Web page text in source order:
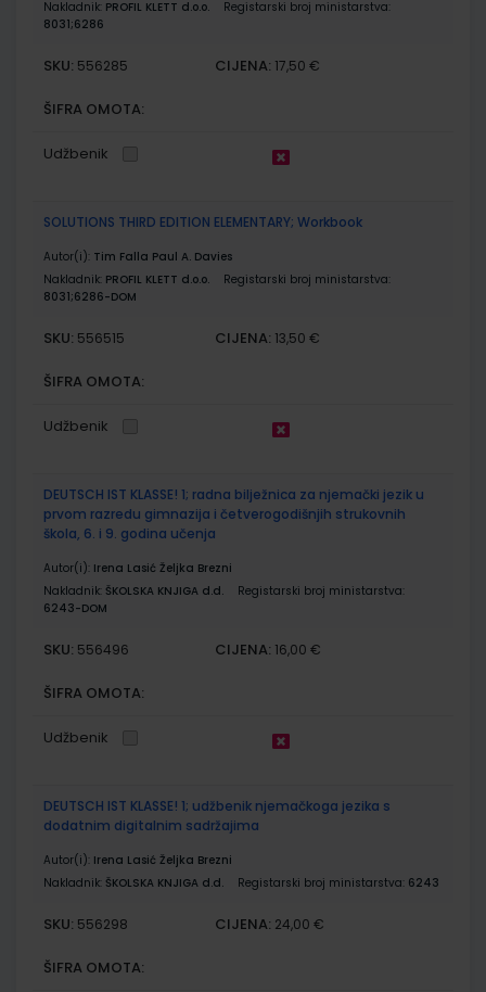
Nakladnik: PROFIL KLETT d.o.o.
Registarski broj ministarstva:
8031;6286
SKU: 556285 CIJENA: 17,50 €
ŠIFRA OMOTA:
Udžbenik
SOLUTIONS THIRD EDITION ELEMENTARY; Workbook
Autor(i): Tim Falla Paul A. Davies
Nakladnik: PROFIL KLETT d.o.o.
Registarski broj ministarstva:
8031;6286-DOM
SKU: 556515 CIJENA: 13,50 €
ŠIFRA OMOTA:
Udžbenik
DEUTSCH IST KLASSE! 1; radna bilježnica za njemački jezik u
prvom razredu gimnazija i četverogodišnjih strukovnih
škola, 6. i 9. godina učenja
Autor(i): Irena Lasić Željka Brezni
Nakladnik: ŠKOLSKA KNJIGA d.d.
Registarski broj ministarstva:
6243-DOM
SKU: 556496 CIJENA: 16,00 €
ŠIFRA OMOTA:
Udžbenik
DEUTSCH IST KLASSE! 1; udžbenik njemačkoga jezika s
dodatnim digitalnim sadržajima
Autor(i): Irena Lasić Željka Brezni
Nakladnik: ŠKOLSKA KNJIGA d.d. Registarski broj ministarstva: 6243
SKU: 556298 CIJENA: 24,00 €
ŠIFRA OMOTA: